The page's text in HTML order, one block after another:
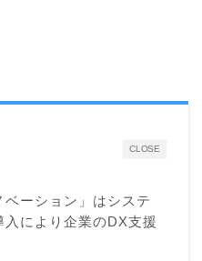
CLOSE
ベーション」はシステ
入により企業のDX支援